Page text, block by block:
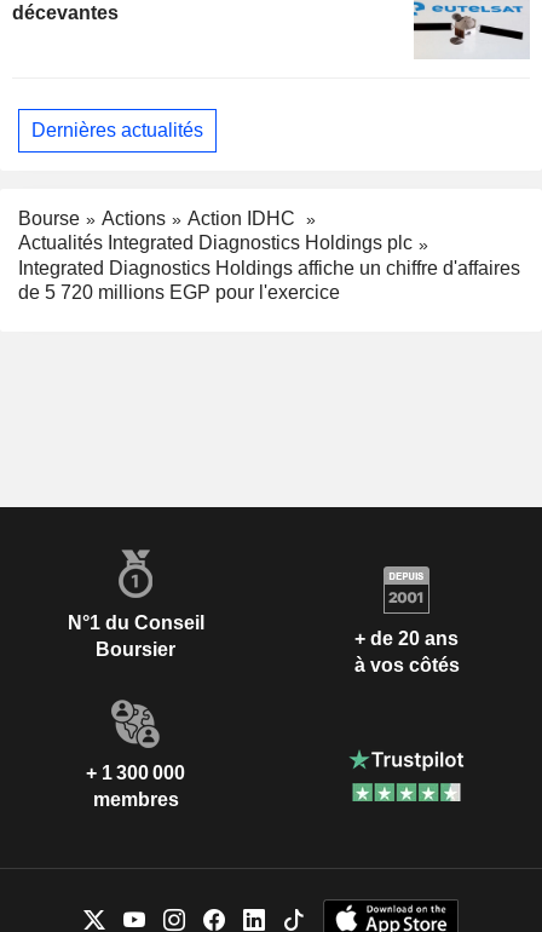
décevantes
Dernières actualités
Bourse Actions
Action IDHC
Actualités Integrated Diagnostics Holdings plc
Integrated Diagnostics Holdings affiche un chiffre d'affaires
de 5 720 millions EGP pour l'exercice
N°1 du Conseil
Boursier
+ de 20 ans
à vos côtés
+ 1 300 000
membres